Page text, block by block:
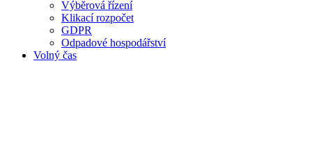
Výběrová řízení
Klikací rozpočet
GDPR
Odpadové hospodářství
Volný čas